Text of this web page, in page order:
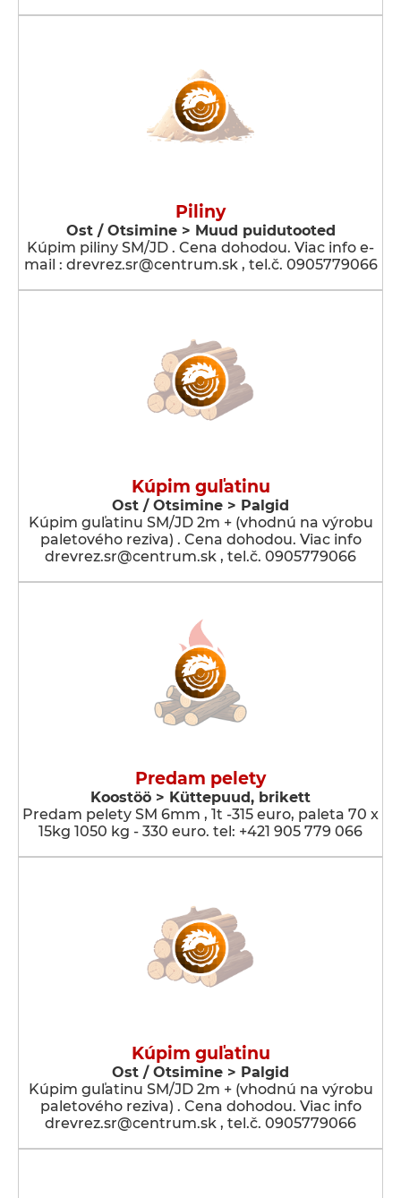
Piliny
Ost / Otsimine > Muud puidutooted
Kúpim piliny SM/JD . Cena dohodou. Viac info e-
mail : drevrez.sr@centrum.sk , tel.č. 0905779066
Kúpim guľatinu
Ost / Otsimine > Palgid
Kúpim guľatinu SM/JD 2m + (vhodnú na výrobu
paletového reziva) . Cena dohodou. Viac info
drevrez.sr@centrum.sk , tel.č. 0905779066
Predam pelety
Koostöö > Küttepuud, brikett
Predam pelety SM 6mm , 1t -315 euro, paleta 70 x
15kg 1050 kg - 330 euro. tel: +421 905 779 066
Kúpim guľatinu
Ost / Otsimine > Palgid
Kúpim guľatinu SM/JD 2m + (vhodnú na výrobu
paletového reziva) . Cena dohodou. Viac info
drevrez.sr@centrum.sk , tel.č. 0905779066